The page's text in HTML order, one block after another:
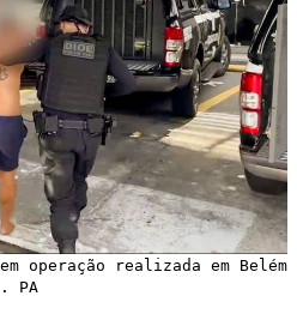
operação realizada em Belém
PA